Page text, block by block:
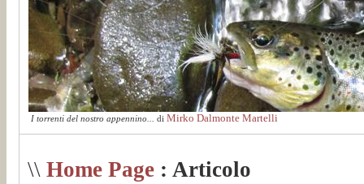
I torrenti del nostro appennino... di Mirko Dalmonte Martelli
\\ Home Page : Articolo